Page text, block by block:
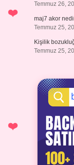
Temmuz 26,
maj7 akor
Temmuz 25,
Kişilik
Temmuz 25,